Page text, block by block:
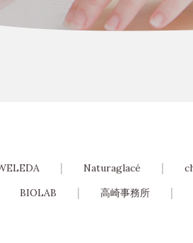
Naturaglacé
BIOLAB 高崎事務所